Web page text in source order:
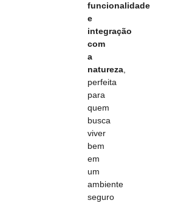
funcionalidade
e
integração
com
a
natureza,
perfeita
para
quem
busca
viver
bem
em
um
ambiente
seguro